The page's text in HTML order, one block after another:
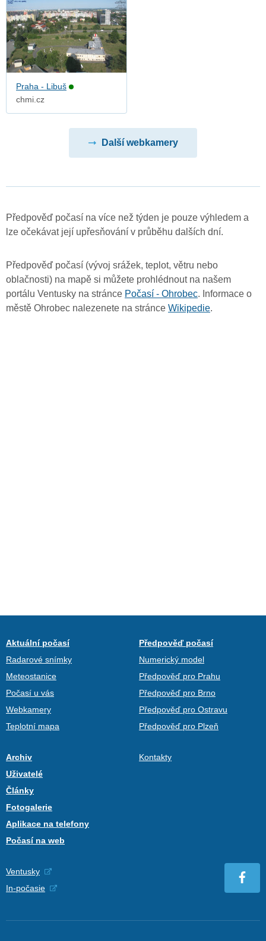
Praha - Libuš
chmi.cz
Další webkamery
Předpověď počasí na více než týden je pouze výhledem a
lze očekávat její upřesňování v průběhu dalších dní.
Předpověď počasí (vývoj srážek, teplot, větru nebo
oblačnosti) na mapě si můžete prohlédnout na našem
portálu Ventusky na stránce Počasí - Ohrobec. Informace o
městě Ohrobec nalezenete na stránce Wikipedie.
Aktuální počasí
Radarové snímky
Meteostanice
Počasí u vás
Webkamery
Teplotní mapa
Předpověď počasí
Numerický model
Předpověď pro Prahu
Předpověď pro Brno
Předpověď pro Ostravu
Předpověď pro Plzeň
Archiv
Uživatelé
Články
Fotogalerie
Aplikace na telefony
Počasí na web
Kontakty
Ventusky
In-počasie